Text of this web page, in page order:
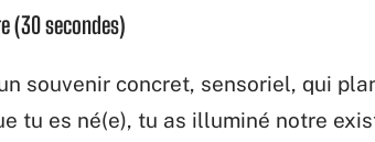
(30 secondes)
souvenir concret, sensoriel, qui
tu es né(e), tu as illuminé notre